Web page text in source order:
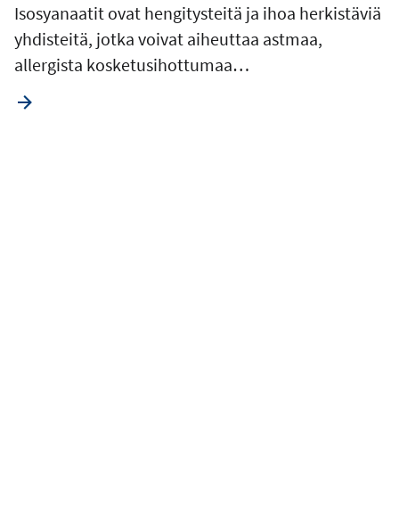
Isosyanaatit ovat hengitysteitä ja ihoa herkistäviä
yhdisteitä, jotka voivat aiheuttaa astmaa,
allergista kosketusihottumaa…